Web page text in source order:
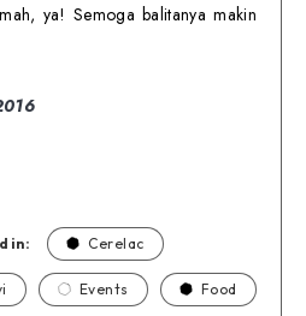
ya! Semoga balitanya makin
in: Cerelac
Events Food